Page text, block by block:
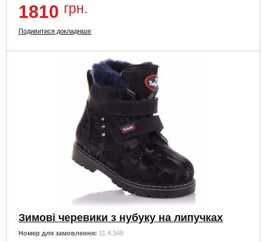
1810 грн.
Подивитися докладніше
Зимові черевики з нубуку на липучках
Номер для замовлення: 11.4.348